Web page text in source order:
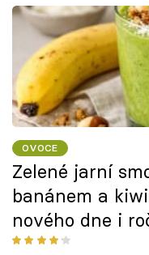
OVOCE
Zelené jarní
banánem a
nového dne i